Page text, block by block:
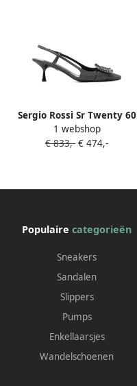
Sergio Rossi Sr Twenty 60
mm slingback pumps Zwart
1 webshop
€ 833,- € 474,-
Populaire categorieën
Sneakers
Sandalen
Slippers
Pumps
Enkellaarsjes
Wandelschoenen